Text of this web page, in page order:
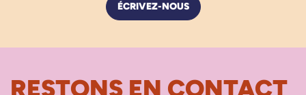
ÉCRIVEZ-NOUS
RESTONS EN CONTACT